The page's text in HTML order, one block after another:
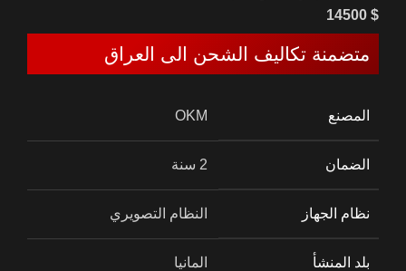
14500 $
متضمنة تكاليف الشحن الى العراق
المصنع OKM
الضمان 2 سنة
نظام الجهاز النظام التصويري
بلد المنشأ المانيا